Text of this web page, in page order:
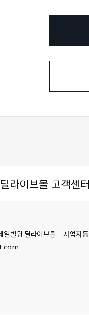
딜라이브몰 고객센터
일빌딩 딜라이브몰 사업자